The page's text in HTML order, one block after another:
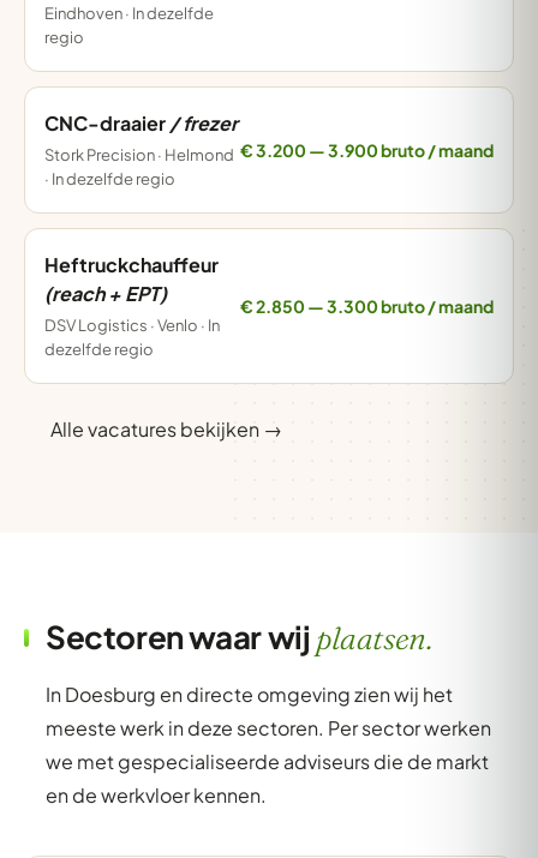
Eindhoven · In dezelfde
regio
CNC-draaier / frezer
Stork Precision · Helmond
· In dezelfde regio
€ 3.200 — 3.900 bruto / maand
Heftruckchauffeur
(reach + EPT)
DSV Logistics · Venlo · In
dezelfde regio
€ 2.850 — 3.300 bruto / maand
Alle vacatures bekijken →
Sectoren waar wij plaatsen.
In Doesburg en directe omgeving zien wij het
meeste werk in deze sectoren. Per sector werken
we met gespecialiseerde adviseurs die de markt
en de werkvloer kennen.